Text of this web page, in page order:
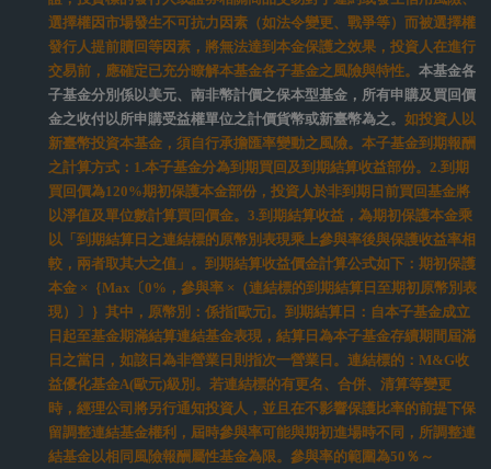
額。基金的配息可能由基金的收益或本金中支付。任何涉及由本金支出的
部份，可能導致原始投資金額減損。基金配息率不代表基金報酬率，且過
去配息率不代表未來配息率；基金淨值可能因市場因素而上下波動。當市
場利率下降、基金投資組合中有發行機構無法償付利息或本金等情形發
生，將可能影響實際配息率。本基金配息前未先扣除應負擔之相關費用。
基金配息組成項目揭露於本公司網站。
年化月配息率為配息水準之參考，並不代表基金績效之衡量。本基金配息
係依據基金投資組合之報酬率及股利率為計算基礎，預估未來一年於投資
標的個股取得之資本利得及股利，並考量當下可能發生之資本損益，適度
調節並決定基金當月配息級別之配息率，以達成每月配息之頻率。基金管
理機構視基金報酬率及投資組合股利率調整配息率，故配息率可能會有變
動，若報酬率及股利率未來有上升或下降之情形時，基金之配息來源可能
為本金。此外，年化配息率之訂定應以平均年化報酬率為參考基準，惟基
金管理機構保留一定程度的彈性調整空間，並以避免配息過度侵蝕本金為
原則。
基金投資子基金部分可能涉有重複收取經理費。非投資等級債券基金主要
係投資於非投資等級債券，其投資風險來自於投資標的所產生之利率及信
用風險。由於債券價格與利率係為反向關係，當市場利率上調時將導致債